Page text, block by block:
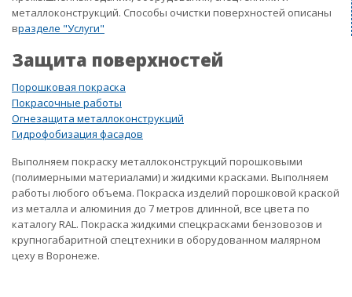
металлоконструкций. Способы очистки поверхностей описаны
вразделе "Услуги"
Защита поверхностей
Порошковая покраска
Покрасочные работы
Огнезащита металлоконструкций
Гидрофобизация фасадов
Выполняем покраску металлоконструкций порошковыми
(полимерными материалами) и жидкими красками. Выполняем
работы любого объема. Покраска изделий порошковой краской
из металла и алюминия до 7 метров длинной, все цвета по
каталогу RAL. Покраска жидкими спецкрасками бензовозов и
крупногабаритной спецтехники в оборудованном малярном
цеху в Воронеже.